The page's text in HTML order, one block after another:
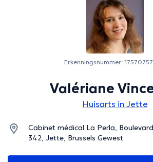
Erkenningsnummer:
Valériane
Huisarts in Jette
Cabinet médical La Perla,
342, Jette, Brussels Gewest